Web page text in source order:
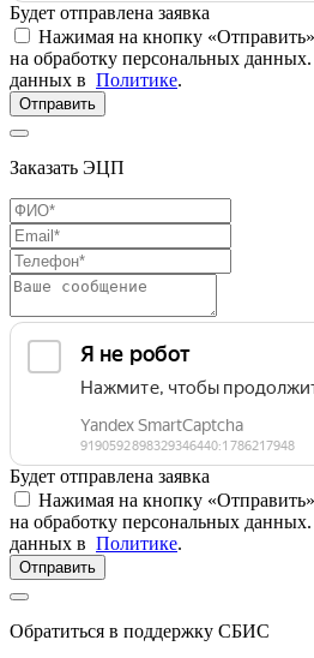
Будет отправлена заявка
Нажимая на кнопку
на обработку персональных
данных в Политике.
Отправить
Заказать ЭЦП
Будет отправлена заявка
Нажимая на кнопку
на обработку персональных
данных в Политике.
Отправить
Обратиться в поддержку СБИС